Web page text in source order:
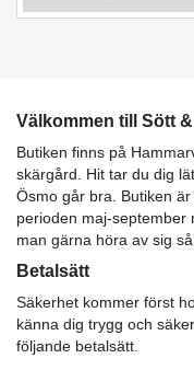
Välkommen till Sött
Butiken finns på
skärgård. Hit tar du dig
Ösmo går bra. Butiken
perioden maj-september
man gärna höra av sig
Betalsätt
Säkerhet kommer först
känna dig trygg och
följande betalsätt.